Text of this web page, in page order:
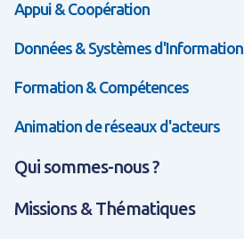
Appui & Coopération
Données & Systèmes d'Information
Formation & Compétences
Animation de réseaux d'acteurs
Qui sommes-nous ?
Missions & Thématiques